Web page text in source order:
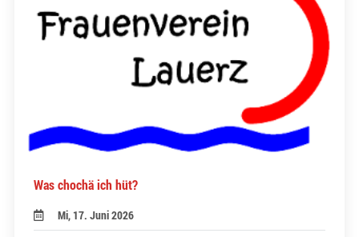
Was chochä ich hüt?
Mi, 17. Juni 2026